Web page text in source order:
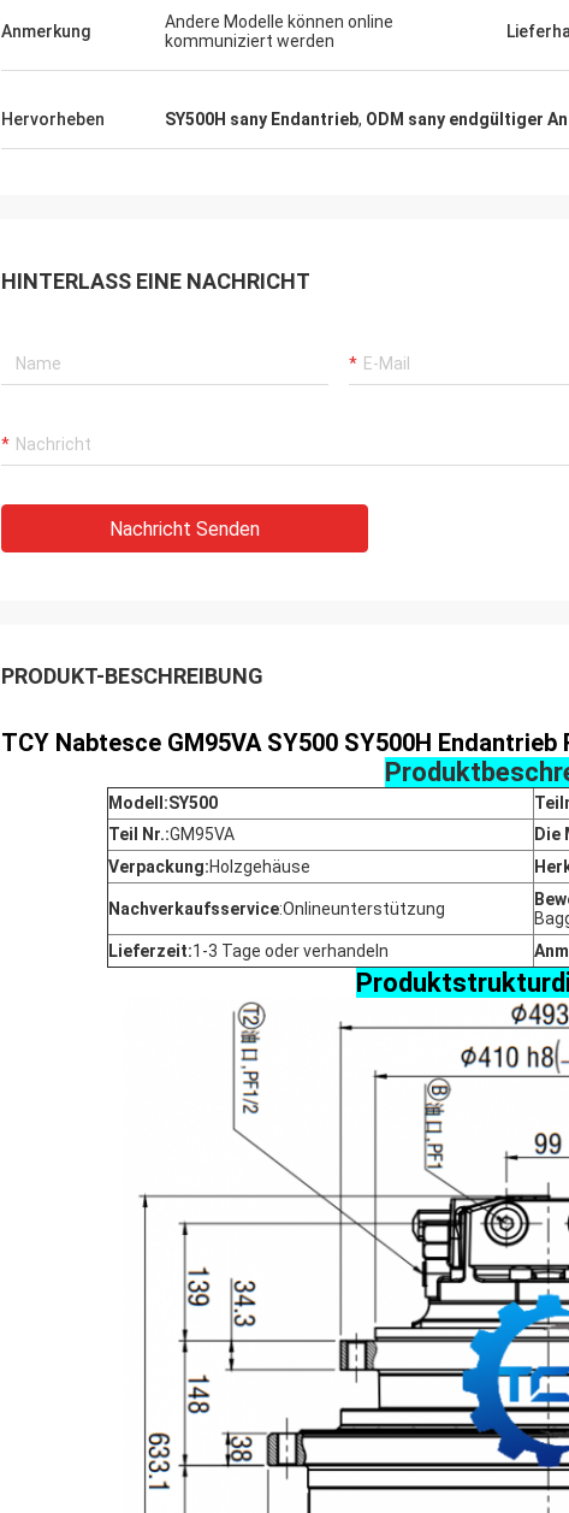
Anmerkung
Andere Modelle können online
kommuniziert werden
Hervorheben SY500H sany Endantrieb, ODM sany endgültiger
HINTERLASS EINE NACHRICHT
Nachricht Senden
PRODUKT-BESCHREIBUNG
TCY Nabtesce GM95VA SY500 SY500H
Modell:SY500
Teil Nr.:GM95VA
Die
Verpackung:Holzgehäuse
Nachverkaufsservice:Onlineunterstützung
Lieferzeit:1-3 Tage oder verhandeln